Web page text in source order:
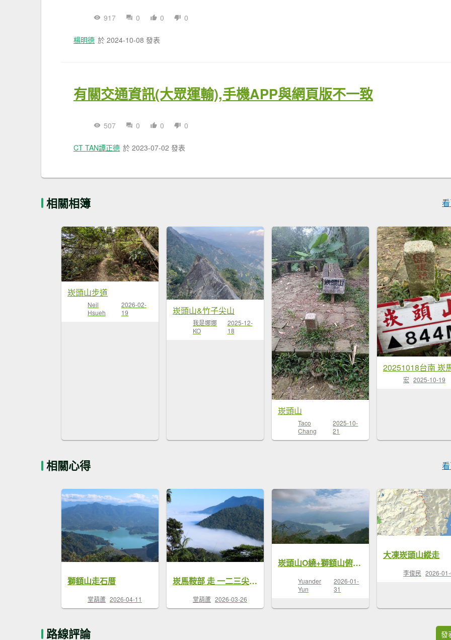
917 0 0 0
楊明德 於 2024-10-08 發表
有關交通資訊(大眾運輸),手機APP與網頁版不一致
507 0 0 0
CT TAN譚正德 於 2023-07-02 發表
相關相簿
崁頭山步道
Neil
Hsueh
2026-02-
19
崁頭山&竹子尖山
我是娜娜
KO
2025-12-
18
崁頭山
Taco
Chang
2025-10-
21
宏 2025-10-19
相關心得
獅額山走石厝
堂葫蘆 2026-04-11
崁馬鞍部 走 一二三尖、雙片掀山
堂葫蘆 2026-03-26
崁頭山O繞+獅額山俯瞰曾文水庫
Yuander
Yun
2026-01-
31
大凍崁頭山縱走
李俊民 2026-
路線評論 發